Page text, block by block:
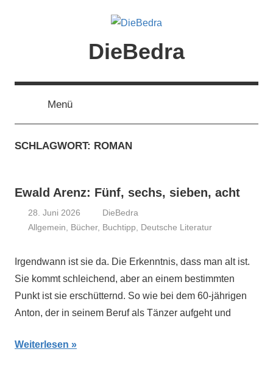
DieBedra
Menü
SCHLAGWORT: ROMAN
Ewald Arenz: Fünf, sechs, sieben, acht
28. Juni 2026
DieBedra
Allgemein
Bücher, Buchtipp Deutsche Literatur
Irgendwann ist sie da. Die Erkenntnis, dass man alt ist.
Sie kommt schleichend, aber an einem bestimmten
Punkt ist sie erschütternd. So wie bei dem 60-jährigen
Anton, der in seinem Beruf als Tänzer aufgeht und
Weiterlesen